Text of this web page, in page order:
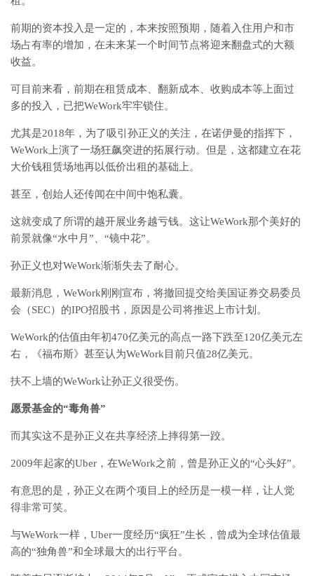
前期的资本投入是一定的，本来按照预期，随着入住用户和市
场占有率的增加，在未来某一个时间节点将迎来翻盘式的大额
收益。
可目前来看，前期在租赁成本、翻新成本、收购成本等上面过
多的投入，已把WeWork牢牢锁住。
尤其是2018年，为了吸引孙正义的关注，在诺伊曼的指挥下，
WeWork上演了一场狂飙突进的拓展行动。但是，这都建立在花
大价钱租赁场地再以低价出租的基础上。
甚至，创始人还传闻在中间中饱私囊。
这就变成了所谓的越开展业务越亏钱。这让WeWork那个美好的
前景就像“水中月”、“镜中花”。
孙正义也对WeWork渐渐失去了耐心。
最新消息，WeWork刚刚宣布，将撤回提交给美国证券交易委员
会（SEC）的IPO招股书，原因是公司将推迟上市计划。
WeWork的估值由年初470亿美元的高点一路下跌至120亿美元左
右，《福布斯》甚至认为WeWork目前只值28亿美元。
扶不上墙的WeWork让孙正义很受伤。
愿景基金的“毒角兽”
而其实这不是孙正义在共享经济上摔得第一跤。
2009年起家的Uber，在WeWork之前，曾是孙正义的“心头好”。
有意思的是，孙正义在两个项目上的经历是一模一样，让人觉
得非常可笑。
与WeWork一样，Uber一度经历“疯狂”生长，曾成为全球估值最
高的“独角兽”和全球最大的出行平台。